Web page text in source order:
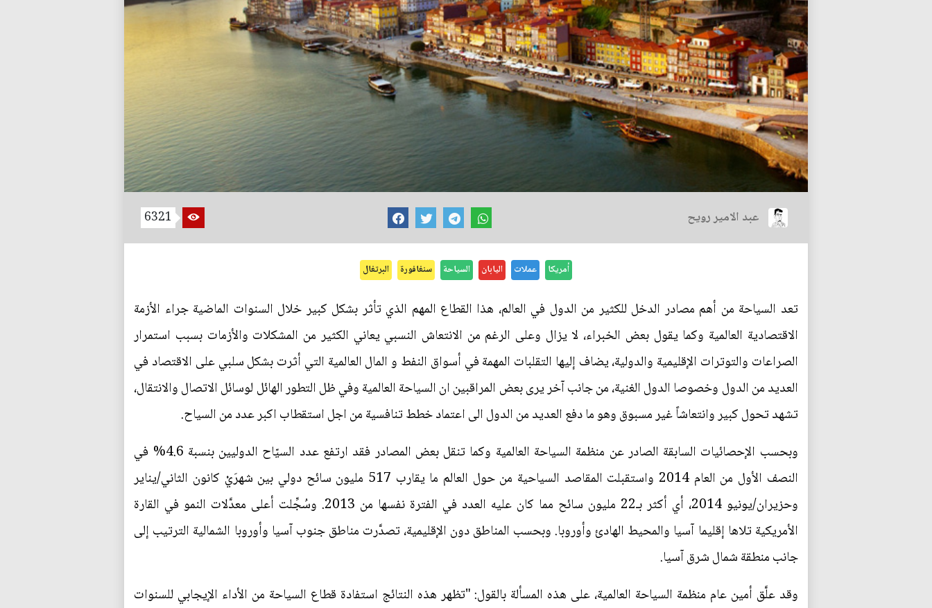
عبد الامير رويح 6321
أمريكا عملات اليابان السياحة سنغافورة البرتغال
تعد السياحة من أهم مصادر الدخل للكثير من الدول في العالم، هذا القطاع المهم الذي تأثر بشكل كبير خلال السنوات الماضية جراء الأزمة
الاقتصادية العالمية وكما يقول بعض الخبراء، لا يزال وعلى الرغم من الانتعاش النسبي يعاني الكثير من المشكلات والأزمات بسبب استمرار
الصراعات والتوترات الإقليمية والدولية، يضاف إليها التقلبات المهمة في أسواق النفط و المال العالمية التي أثرت بشكل سلبي على الاقتصاد في
العديد من الدول وخصوصا الدول الغنية، من جانب آخر يرى بعض المراقبين ان السياحة العالمية وفي ظل التطور الهائل لوسائل الاتصال والانتقال،
تشهد تحول كبير وانتعاشاً غير مسبوق وهو ما دفع العديد من الدول الى اعتماد خطط تنافسية من اجل استقطاب اكبر عدد من السياح.
وبحسب الإحصائيات السابقة الصادر عن منظمة السياحة العالمية وكما تنقل بعض المصادر فقد ارتفع عدد السيّاح الدوليين بنسبة 4.6% في
النصف الأول من العام 2014 واستقبلت المقاصد السياحية من حول العالم ما يقارب 517 مليون سائح دولي بين شهرَيْ كانون الثاني/يناير
وحزيران/يونيو 2014، أي أكثر بـ22 مليون سائح مما كان عليه العدد في الفترة نفسها من 2013. وسُجِّلت أعلى معدَّلات النمو في القارة
الأمريكية تلاها إقليما آسيا والمحيط الهادئ وأوروبا. وبحسب المناطق دون الإقليمية، تصدَّرت مناطق جنوب آسيا وأوروبا الشمالية الترتيب إلى
جانب منطقة شمال شرق آسيا.
وقد علَّق أمين عام منظمة السياحة العالمية، على هذه المسألة بالقول: "تظهر هذه النتائج استفادة قطاع السياحة من الأداء الإيجابي للسنوات